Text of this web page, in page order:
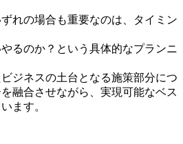
れの場合も重要なのは、タイミン
るのか？という具体的なプランニ
ジネスの土台となる施策部分につ
融合させながら、実現可能なベス
ます。